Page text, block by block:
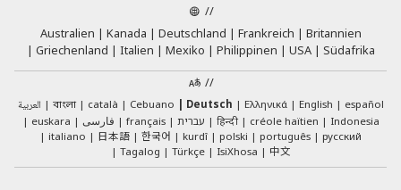
//
Australien
Kanada Deutschland Frankreich
Britannien
Griechenland
Italien Mexiko Philippinen USA
Südafrika
//
العربية বাংলা català Cebuano Deutsch Ελληνικά English
español
euskara
فارسی français עברית हिन्दी créole haïtien
Indonesia
italiano
日本語 한국어 kurdî polski português
русский
Tagalog
Türkçe IsiXhosa 中文